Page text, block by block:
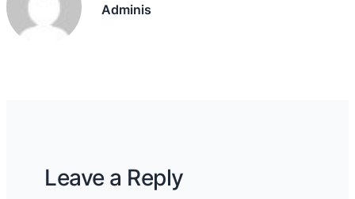
Adminis
Leave a Reply